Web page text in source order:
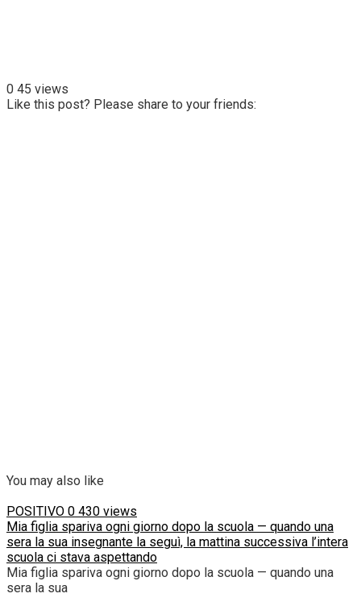
0 45 views
Like this post? Please share to your friends:
You may also like
POSITIVO 0 430 views
Mia figlia spariva ogni giorno dopo la scuola — quando una
sera la sua insegnante la seguì, la mattina successiva l’intera
scuola ci stava aspettando
Mia figlia spariva ogni giorno dopo la scuola — quando una
sera la sua